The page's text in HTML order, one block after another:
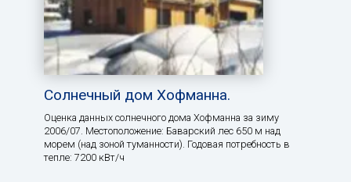
Солнечный дом Хофманна.
Оценка данных солнечного дома Хофманна за зиму
2006/07. Местоположение: Баварский лес 650 м над
морем (над зоной туманности). Годовая потребность в
тепле: 7200 кВт/ч